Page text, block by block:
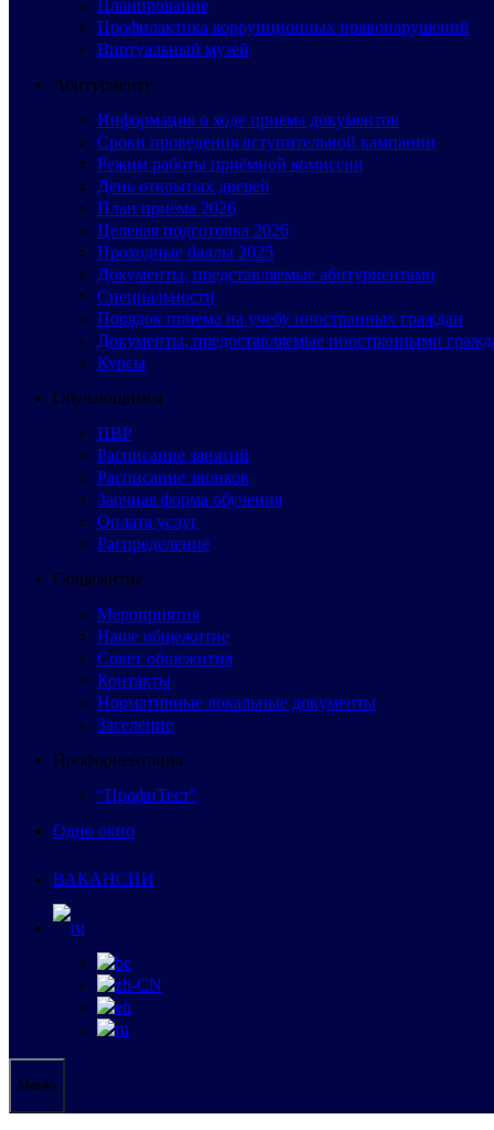
Планирование
Профилактика коррупционных правонарушений
Виртуальный музей
Абитуриенту
Информация о ходе приема документов
Сроки проведения вступительной кампании
Режим работы приёмной комиссии
День открытых дверей
План приёма 2026
Целевая подготовка 2026
Проходные баллы 2025
Документы, представляемые абитуриентами
Специальности
Порядок приема на учебу иностранных граждан
Документы, предоставляемые иностранными
Курсы
Обучающимся
ПВР
Расписание занятий
Расписание звонков
Заочная форма обучения
Оплата услуг
Распределение
Общежитие
Мероприятия
Наше общежитие
Совет общежития
Контакты
Нормативные локальные документы
Заселение
Профориентация
“ПрофиТест”
Одно окно
ВАКАНСИИ
Меню